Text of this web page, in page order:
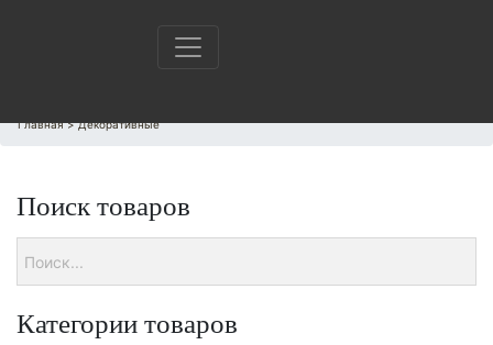
Главная>Декоративные
Поиск товаров
Категории товаров